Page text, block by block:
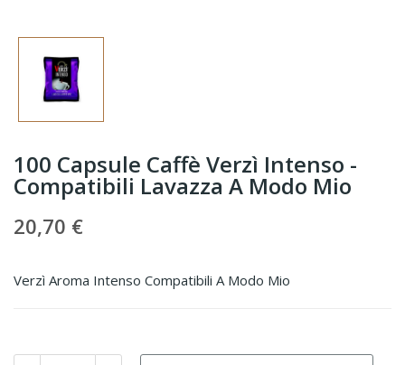
100 Capsule Caffè Verzì Intenso -
Compatibili Lavazza A Modo Mio
20,70 €
Verzì Aroma Intenso Compatibili A Modo Mio